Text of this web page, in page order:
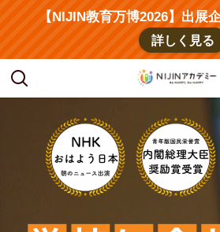
【NIJIN教育万博2026】出展
詳しく見る